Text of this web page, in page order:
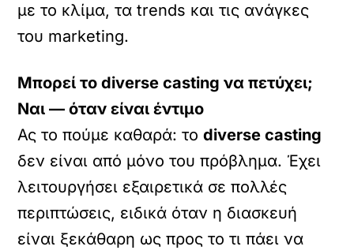
με το κλίμα, τα trends και τις ανάγκες
του marketing.
Μπορεί το diverse casting να πετύχει;
Ναι — όταν είναι έντιμο
Ας το πούμε καθαρά: τοdiverse casting
δεν είναι από μόνο του πρόβλημα. Έχει
λειτουργήσει εξαιρετικά σε πολλές
περιπτώσεις, ειδικά όταν η διασκευή
είναι ξεκάθαρη ως προς το τι πάει να